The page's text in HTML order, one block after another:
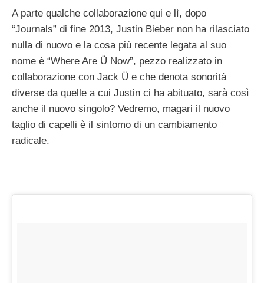
A parte qualche collaborazione qui e lì, dopo
“Journals” di fine 2013, Justin Bieber non ha rilasciato
nulla di nuovo e la cosa più recente legata al suo
nome è “Where Are Ü Now”, pezzo realizzato in
collaborazione con Jack Ü e che denota sonorità
diverse da quelle a cui Justin ci ha abituato, sarà così
anche il nuovo singolo? Vedremo, magari il nuovo
taglio di capelli è il sintomo di un cambiamento
radicale.